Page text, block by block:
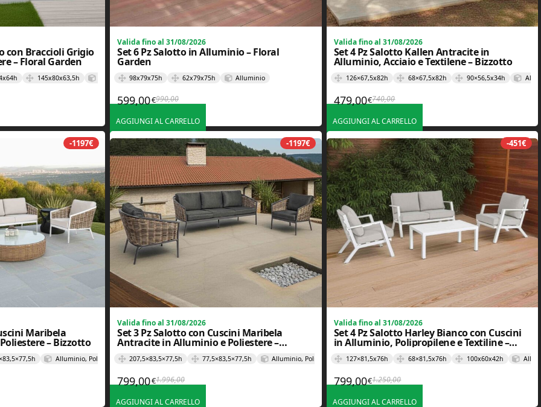
con Braccioli Grigio
– Floral Garden
145x80x63,5h Alluminio e Poliestere
era: 922,00€.
è: 650,00€.
Valida fino al 31/08/2026
Set 6 Pz Salotto in Alluminio – Floral
Garden
98x79x75h 62x79x75h Alluminio
990,00Il prezzo originale era: 990,00€.
599,00€ Il prezzo attuale è: 599,00€.
AGGIUNGI AL CARRELLO
Valida fino al 31/08/2026
Set 4 Pz Salotto Kallen Antracite in
Alluminio, Acciaio e Textilene – Bizzotto
126×67,5x82h 68×67,5x82h 90×56,5x34h
740,00Il prezzo originale era: 740,00€.
479,00€ Il prezzo attuale è: 479,00€.
AGGIUNGI AL CARRELLO
-1197€
Maribela
– Bizzotto
Alluminio, Poliestere e Polipropilene
era: 1.996,00€.
è: 799,00€.
-1197€
Valida fino al 31/08/2026
Set 3 Pz Salotto con Cuscini Maribela
Antracite in Alluminio e Poliestere –
Bizzotto
207,5×83,5×77,5h 77,5×83,5×77,5h Alluminio, Poliestere e Polipropilene
1.996,00Il prezzo originale era: 1.996,00€.
799,00€ Il prezzo attuale è: 799,00€.
AGGIUNGI AL CARRELLO
-451€
Valida fino al 31/08/2026
Set 4 Pz Salotto Harley Bianco con Cuscini
in Alluminio, Polipropilene e Textiline –
Bizzotto
127×81,5x76h 68×81,5x76h 100x60x42h
1.250,00Il prezzo originale era: 1.250,00€.
799,00€ Il prezzo attuale è: 799,00€.
AGGIUNGI AL CARRELLO